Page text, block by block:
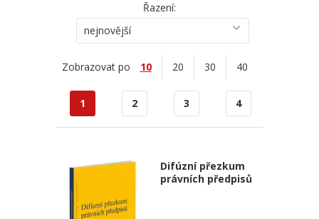
Řazení:
nejnovější
Zobrazovat po 10 20 30 40
1 2 3 4
Difúzní přezkum
právních předpisů